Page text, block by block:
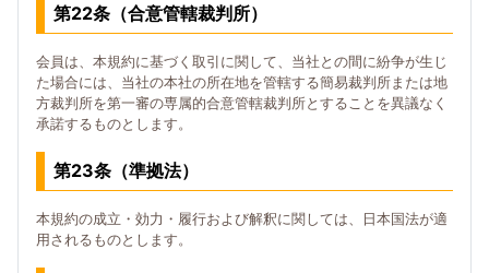
第22条（合意管轄裁判所）
会員は、本規約に基づく取引に関して、当社との間に紛争が生じ
た場合には、当社の本社の所在地を管轄する簡易裁判所または地
方裁判所を第一審の専属的合意管轄裁判所とすることを異議なく
承諾するものとします。
第23条（準拠法）
本規約の成立・効力・履行および解釈に関しては、日本国法が適
用されるものとします。